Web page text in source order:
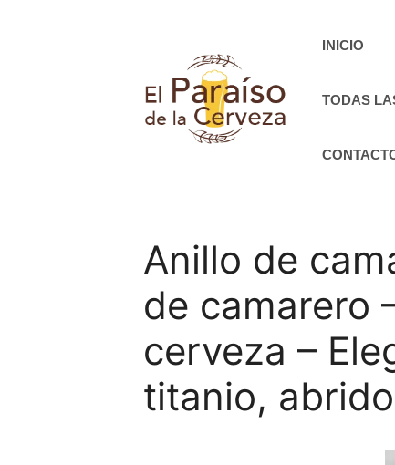
INICIO
TODAS
Anillo de
de camarero
cerveza –
titanio,